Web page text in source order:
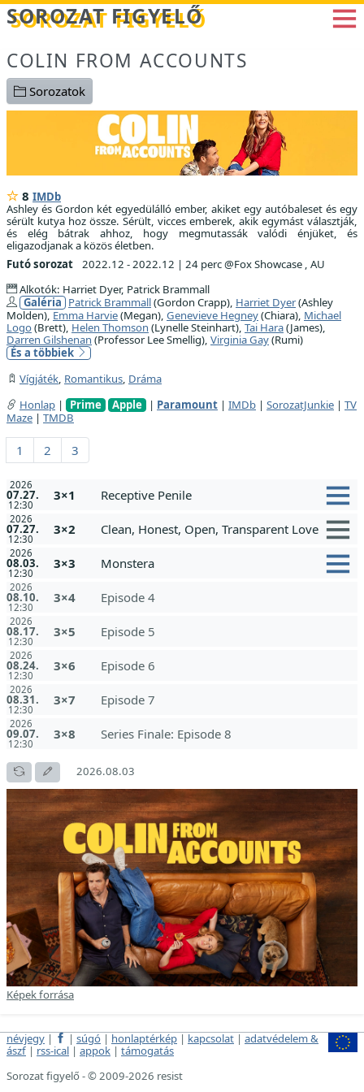
Betöltés...
SOROZAT FIGYELŐ
COLIN FROM ACCOUNTS
Sorozatok
8 IMDb
Ashley és Gordon két egyedülálló ember, akiket egy autóbaleset és egy
sérült kutya hoz össze. Sérült, vicces emberek, akik egymást választják,
és elég bátrak ahhoz, hogy megmutassák valódi énjüket, és
eligazodjanak a közös életben.
Futó sorozat
2022.12 - 2022.12 | 24 perc @Fox Showcase , AU
Alkotók: Harriet Dyer, Patrick Brammall
Galéria Patrick Brammall(Gordon Crapp), Harriet Dyer(Ashley
Molden), Emma Harvie(Megan), Genevieve Hegney(Chiara), Michael
Logo(Brett), Helen Thomson (Lynelle Steinhart), Tai Hara(James),
Darren Gilshenan (Professor Lee Smellig), Virginia Gay(Rumi)
És a többiek
Vígjáték, Romantikus, Dráma
Honlap | Prime Apple | Paramount | IMDb | SorozatJunkie | TV
Maze | TMDB
1 2 3
2026
07.27.
12:30
3×1 Receptive Penile
2026
07.27.
12:30
3×2 Clean, Honest, Open, Transparent Love
2026
08.03.
12:30
3×3 Monstera
2026
08.10.
12:30
3×4 Episode 4
2026
08.17.
12:30
3×5 Episode 5
2026
08.24.
12:30
3×6 Episode 6
2026
08.31.
12:30
3×7 Episode 7
2026
09.07.
12:30
3×8 Series Finale: Episode 8
2026.08.03
Képek forrása
névjegy | | súgó | honlaptérkép | kapcsolat | adatvédelem &
ászf | rss-ical | appok | támogatás
Sorozat figyelő - © 2009-2026 resist